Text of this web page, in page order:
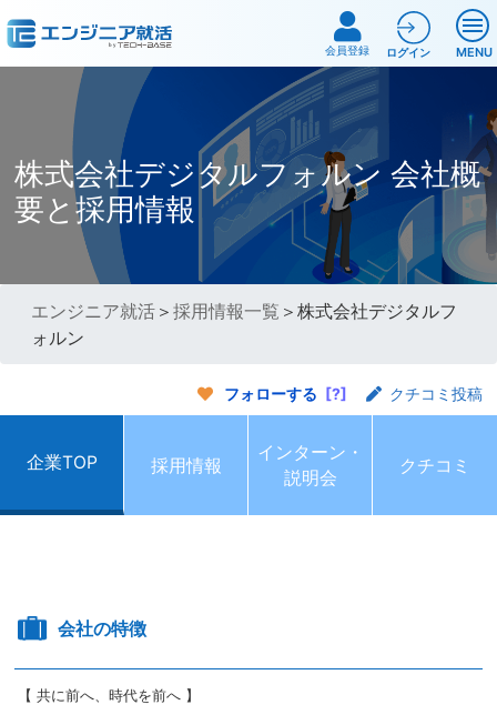
MENU
会員登録 ログイン
株式会社デジタルフォルン 会社概
要と採用情報
エンジニア就活 ＞採用情報一覧 ＞株式会社デジタルフ
ォルン
フォローする [?] クチコミ投稿
企業TOP 採用情報
インターン・
説明会
クチコミ
会社の特徴
【 共に前へ、時代を前へ 】